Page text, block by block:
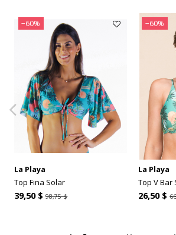
−60%
La Playa
Top Fina Solar
39,50 $98,75 $
−60%
La Playa
Top V Bar
26,50 $